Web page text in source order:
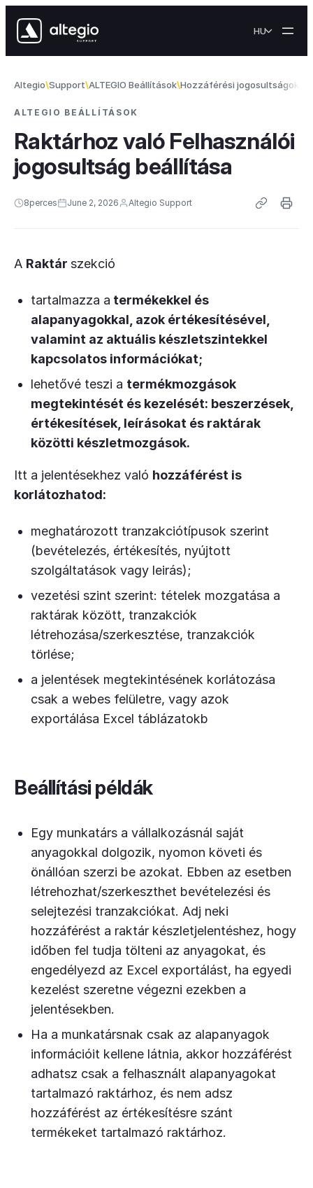
HU
Altegio Support ALTEGIO Beállítások Hozzáférési jogosultságok
ALTEGIO BEÁLLÍTÁSOK
Raktárhoz való Felhasználói
jogosultság beállítása
8perces June 2, 2026 Altegio Support
A Raktár szekció
tartalmazza a termékekkel és
alapanyagokkal, azok értékesítésével,
valamint az aktuális készletszintekkel
kapcsolatos információkat;
lehetővé teszi a termékmozgások
megtekintését és kezelését: beszerzések,
értékesítések, leírásokat és raktárak
közötti készletmozgások.
Itt a jelentésekhez való hozzáférést is
korlátozhatod:
meghatározott tranzakciótípusok szerint
(bevételezés, értékesítés, nyújtott
szolgáltatások vagy leirás);
vezetési szint szerint: tételek mozgatása a
raktárak között, tranzakciók
létrehozása/szerkesztése, tranzakciók
törlése;
a jelentések megtekintésének korlátozása
csak a webes felületre, vagy azok
exportálása Excel táblázatokb
Beállítási példák
Egy munkatárs a vállalkozásnál saját
anyagokkal dolgozik, nyomon követi és
önállóan szerzi be azokat. Ebben az esetben
létrehozhat/szerkeszthet bevételezési és
selejtezési tranzakciókat. Adj neki
hozzáférést a raktár készletjelentéshez, hogy
időben fel tudja tölteni az anyagokat, és
engedélyezd az Excel exportálást, ha egyedi
kezelést szeretne végezni ezekben a
jelentésekben.
Ha a munkatársnak csak az alapanyagok
információit kellene látnia, akkor hozzáférést
adhatsz csak a felhasznált alapanyagokat
tartalmazó raktárhoz, és nem adsz
hozzáférést az értékesítésre szánt
termékeket tartalmazó raktárhoz.